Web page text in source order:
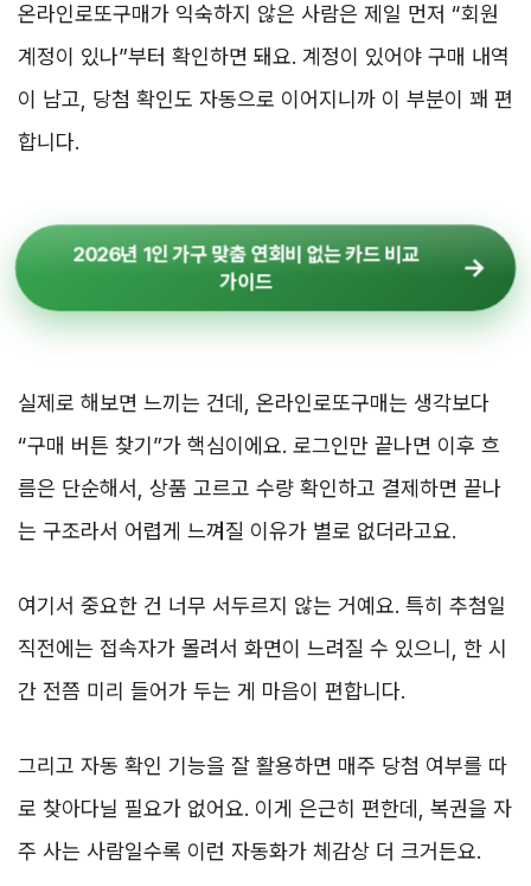
온라인로또구매가 익숙하지 않은 사람은 제일 먼저 “회원
계정이 있나”부터 확인하면 돼요. 계정이 있어야 구매 내역
이 남고, 당첨 확인도 자동으로 이어지니까 이 부분이 꽤 편
합니다.
2026년 1인 가구 맞춤 연회비 없는 카드 비교
가이드
실제로 해보면 느끼는 건데, 온라인로또구매는 생각보다
“구매 버튼 찾기”가 핵심이에요. 로그인만 끝나면 이후 흐
름은 단순해서, 상품 고르고 수량 확인하고 결제하면 끝나
는 구조라서 어렵게 느껴질 이유가 별로 없더라고요.
여기서 중요한 건 너무 서두르지 않는 거예요. 특히 추첨일
직전에는 접속자가 몰려서 화면이 느려질 수 있으니, 한 시
간 전쯤 미리 들어가 두는 게 마음이 편합니다.
그리고 자동 확인 기능을 잘 활용하면 매주 당첨 여부를 따
로 찾아다닐 필요가 없어요. 이게 은근히 편한데, 복권을 자
주 사는 사람일수록 이런 자동화가 체감상 더 크거든요.